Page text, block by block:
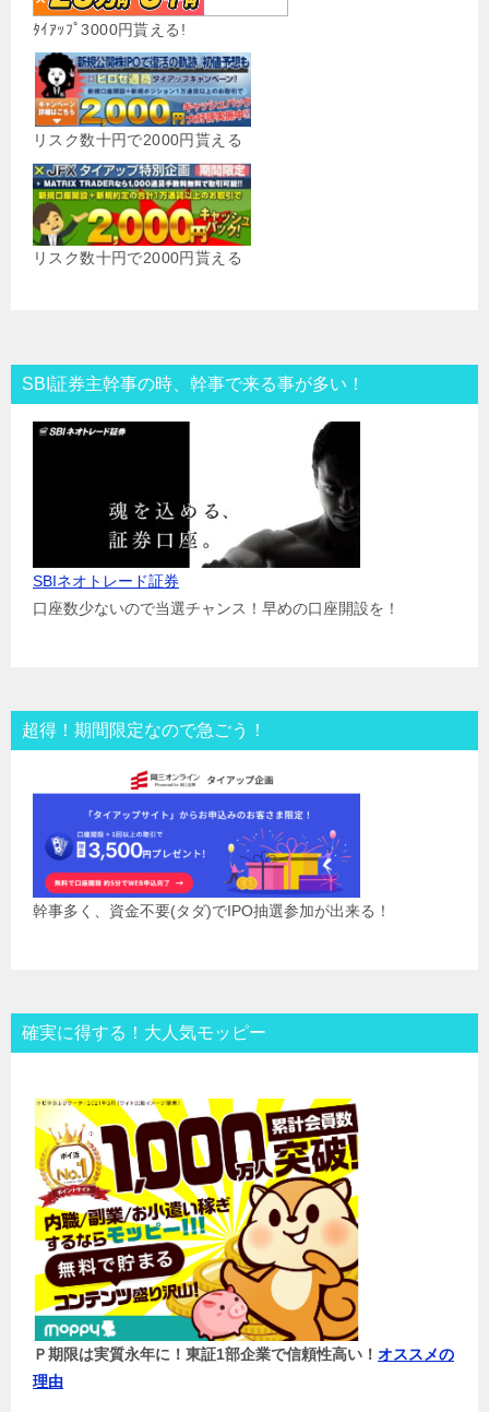
ﾀｲｱｯﾌﾟ3000円貰える!
リスク数十円で2000円貰える
リスク数十円で2000円貰える
SBI証券主幹事の時、幹事で来る事が多い！
SBIネオトレード証券
口座数少ないので当選チャンス！早めの口座開設を！
超得！期間限定なので急ごう！
幹事多く、資金不要(タダ)でIPO抽選参加が出来る！
確実に得する！大人気モッピー
Ｐ期限は実質永年に！東証1部企業で信頼性高い！ オススメの
理由